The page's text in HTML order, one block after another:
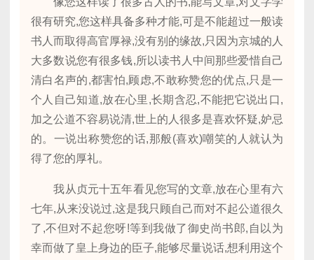
很有研究,您这样具备多种才能,可是不能超过一般读
书人而取得高官厚禄,没有别的缘故,只因为京城的人
大多数说您有很多钱,所以读书人中间那些爱惜自己
清白名声的,都害怕,顾虑,不敢称赞您的优点,只是一
个人自己知道,放在心里,长期含忍,不能把它说出口,
加之公道不容易说清,世上的人很多是喜欢怀疑,妒忌
的。一说出称赞您的话,那般(喜欢)嘲笑的人就认为
得了您的厚礼。
我从贞元十五年看见您写的文章,放在心里有六
七年,从来没说过,这是我只顾自己而对不起公道很久
了,不但对不起您呀!等到我做了御史尚书郎,自以为
幸而做了皇上身边的臣子,能够尽量说话,想利用这个